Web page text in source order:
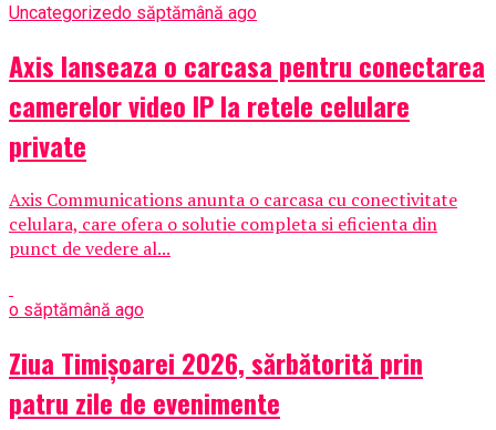
Uncategorizedo săptămână ago
Axis lanseaza o carcasa pentru conectarea
camerelor video IP la retele celulare
private
Axis Communications anunta o carcasa cu conectivitate
celulara, care ofera o solutie completa si eficienta din
punct de vedere al...
o săptămână ago
Ziua Timișoarei 2026, sărbătorită prin
patru zile de evenimente